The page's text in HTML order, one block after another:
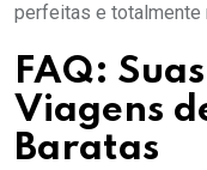
perfeitas e totalmente
FAQ:
Viagens
Baratas